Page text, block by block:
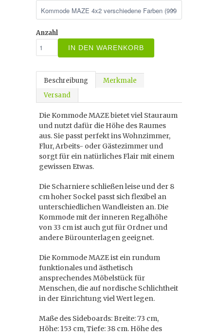
Anzahl
IN DEN WARENKORB
Beschreibung
Merkmale
Versand
Die Kommode MAZE bietet viel Stauraum
und nutzt dafür die Höhe des Raumes
aus. Sie passt perfekt ins Wohnzimmer,
Flur, Arbeits- oder Gästezimmer und
sorgt für ein natürliches Flair mit einem
gewissen Etwas.
Die Scharniere schließen leise und der 8
cm hoher Sockel passt sich flexibel an
unterschiedlichen Wandleisten an. Die
Kommode mit der inneren Regalhöhe
von 33 cm ist auch gut für Ordner und
andere Bürounterlagen geeignet.
Die Kommode MAZE ist ein rundum
funktionales und ästhetisch
ansprechendes Möbelstück für
Menschen, die auf nordische Schlichtheit
in der Einrichtung viel Wert legen.
Maße des Sideboards: Breite: 73 cm,
Höhe: 153 cm, Tiefe: 38 cm. Höhe des